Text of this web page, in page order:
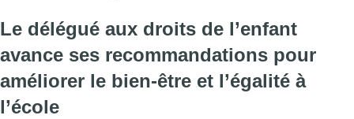
Le délégué aux droits de l’enfant
avance ses recommandations pour
améliorer le bien-être et l’égalité à
l’école